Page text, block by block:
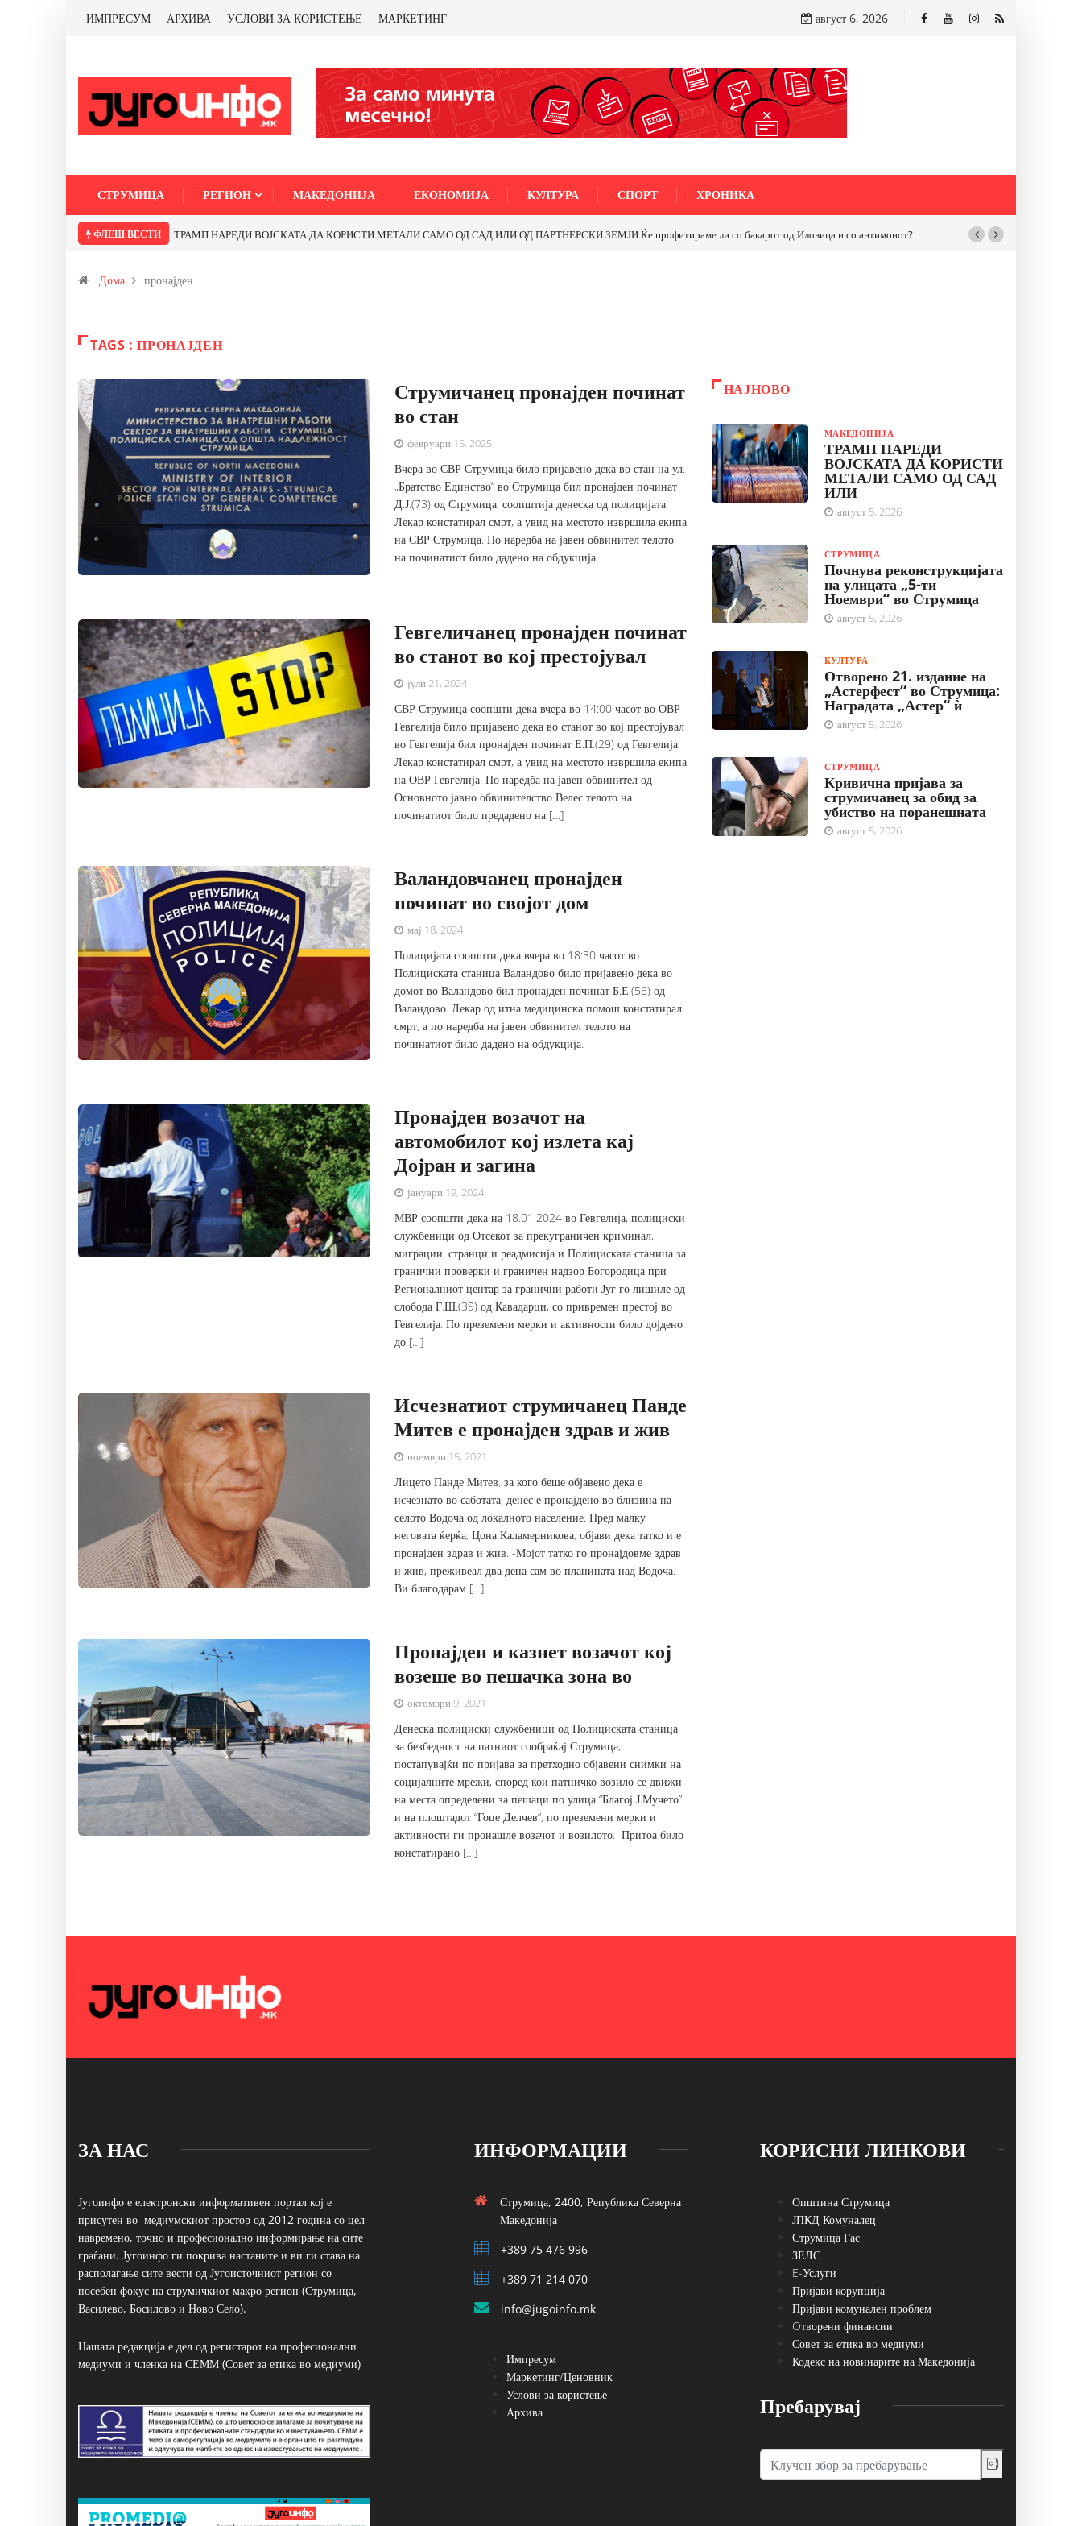
ИМПРЕСУМ АРХИВА УСЛОВИ ЗА КОРИСТЕЊЕ МАРКЕТИНГ август 6, 2026
СТРУМИЦА РЕГИОН МАКЕДОНИЈА ЕКОНОМИЈА КУЛТУРА СПОРТ ХРОНИКА
ФЛЕШ ВЕСТИ ТРАМП НАРЕДИ ВОЈСКАТА ДА КОРИСТИ МЕТАЛИ САМО ОД САД ИЛИ ОД ПАРТНЕРСКИ ЗЕМЈИ Ќе профитираме ли со бакарот од Иловица и со антимонот?
Дома пронајден
TAGS : ПРОНАЈДЕН
Струмичанец пронајден починат
во стан
февруари 15, 2025
Вчера во СВР Струмица било пријавено дека во стан на ул.
„Братство Единство“ во Струмица бил пронајден починат
Д.Ј.(73) од Струмица, соопштија денеска од полицијата.
Лекар констатирал смрт, а увид на местото извршила екипа
на СВР Струмица. По наредба на јавен обвинител телото
на починатиот било дадено на обдукција.
Гевгеличанец пронајден починат
во станот во кој престојувал
јули 21, 2024
СВР Струмица соопшти дека вчера во 14:00 часот во ОВР
Гевгелија било пријавено дека во станот во кој престојувал
во Гевгелија бил пронајден починат Е.П.(29) од Гевгелија.
Лекар констатирал смрт, а увид на местото извршила екипа
на ОВР Гевгелија. По наредба на јавен обвинител од
Основното јавно обвинителство Велес телото на
починатиот било предадено на […]
Валандовчанец пронајден
починат во својот дом
мај 18, 2024
Полицијата соопшти дека вчера во 18:30 часот во
Полициската станица Валандово било пријавено дека во
домот во Валандово бил пронајден починат Б.Е.(56) од
Валандово. Лекар од итна медицинска помош констатирал
смрт, а по наредба на јавен обвинител телото на
починатиот било дадено на обдукција.
Пронајден возачот на
автомобилот кој излета кај
Дојран и загина
јануари 19, 2024
МВР соопшти дека на 18.01.2024 во Гевгелија, полициски
службеници од Отсекот за прекуграничен криминал,
миграции, странци и реадмисија и Полициската станица за
гранични проверки и граничен надзор Богородица при
Регионалниот центар за гранични работи Југ го лишиле од
слобода Г.Ш.(39) од Кавадарци, со привремен престој во
Гевгелија. По преземени мерки и активности било дојдено
до […]
Исчезнатиот струмичанец Панде
Митев е пронајден здрав и жив
ноември 15, 2021
Лицето Панде Митев, за кого беше објавено дека е
исчезнато во саботата, денес е пронајдено во близина на
селото Водоча од локалното население. Пред малку
неговата ќерќа, Цона Каламерникова, објави дека татко и е
пронајден здрав и жив. -Мојот татко го пронајдовме здрав
и жив, преживеал два дена сам во планината над Водоча.
Ви благодарам […]
Пронајден и казнет возачот кој
возеше во пешачка зона во
октомври 9, 2021
Денеска полициски службеници од Полициската станица
за безбедност на патниот сообраќај Струмица,
постапувајќи по пријава за претходно објавени снимки на
социјалните мрежи, според кои патничко возило се движи
на места определени за пешаци по улица “Благој Ј.Мучето”
и на плоштадот “Гоце Делчев”, по преземени мерки и
активности ги пронашле возачот и возилото. Притоа било
констатирано […]
НАЈНОВО
МАКЕДОНИЈА
ТРАМП НАРЕДИ
ВОЈСКАТА ДА КОРИСТИ
МЕТАЛИ САМО ОД САД
ИЛИ
август 5, 2026
СТРУМИЦА
Почнува реконструкцијата
на улицата „5-ти
Ноември“ во Струмица
август 5, 2026
КУЛТУРА
Отворено 21. издание на
„Астерфест“ во Струмица:
Наградата „Астер“ ѝ
август 5, 2026
СТРУМИЦА
Кривична пријава за
струмичанец за обид за
убиство на поранешната
август 5, 2026
ЗА НАС
Југоинфо е електронски информативен портал кој е
присутен во медиумскиот простор од 2012 година со цел
навремено, точно и професионално информирање на сите
граѓани. Југоинфо ги покрива настаните и ви ги става на
располагање сите вести од Југоисточниот регион со
посебен фокус на струмичкиот макро регион (Струмица,
Василево, Босилово и Ново Село).
Нашата редакција е дел од регистарот на професионални
медиуми и членка на СЕММ (Совет за етика во медиуми)
ИНФОРМАЦИИ
Струмица, 2400, Република Северна
Македонија
+389 75 476 996
+389 71 214 070
info@jugoinfo.mk
Импресум
Маркетинг/Ценовник
Услови за користење
Архива
КОРИСНИ ЛИНКОВИ
Општина Струмица
ЈПКД Комуналец
Струмица Гас
ЗЕЛС
E-Услуги
Пријави корупција
Пријави комунален проблем
Oтворени финансии
Совет за етика во медиуми
Кодекс на новинарите на Македонија
Пребарувај